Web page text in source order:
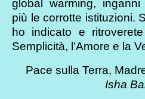
global warming,
più le corrotte istituzioni.
ho indicato e
Semplicità, l’Amore e la
Pace sulla Terra,
Isha